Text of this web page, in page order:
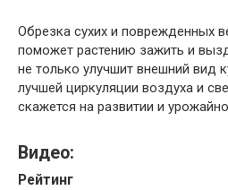
Обрезка сухих и поврежденных
поможет растению зажить и
не только улучшит внешний вид
лучшей циркуляции воздуха и
скажется на развитии и
Видео:
Рейтинг